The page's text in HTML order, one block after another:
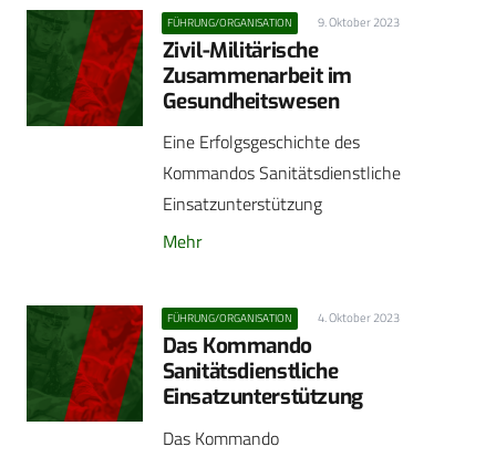
FÜHRUNG/ORGANISATION 9. Oktober 2023
Zivil-Militärische
Zusammenarbeit im
Gesundheitswesen
Eine Erfolgsgeschichte des
Kommandos Sanitätsdienstliche
Einsatzunterstützung
Mehr
FÜHRUNG/ORGANISATION 4. Oktober 2023
Das Kommando
Sanitätsdienstliche
Einsatzunterstützung
Das Kommando